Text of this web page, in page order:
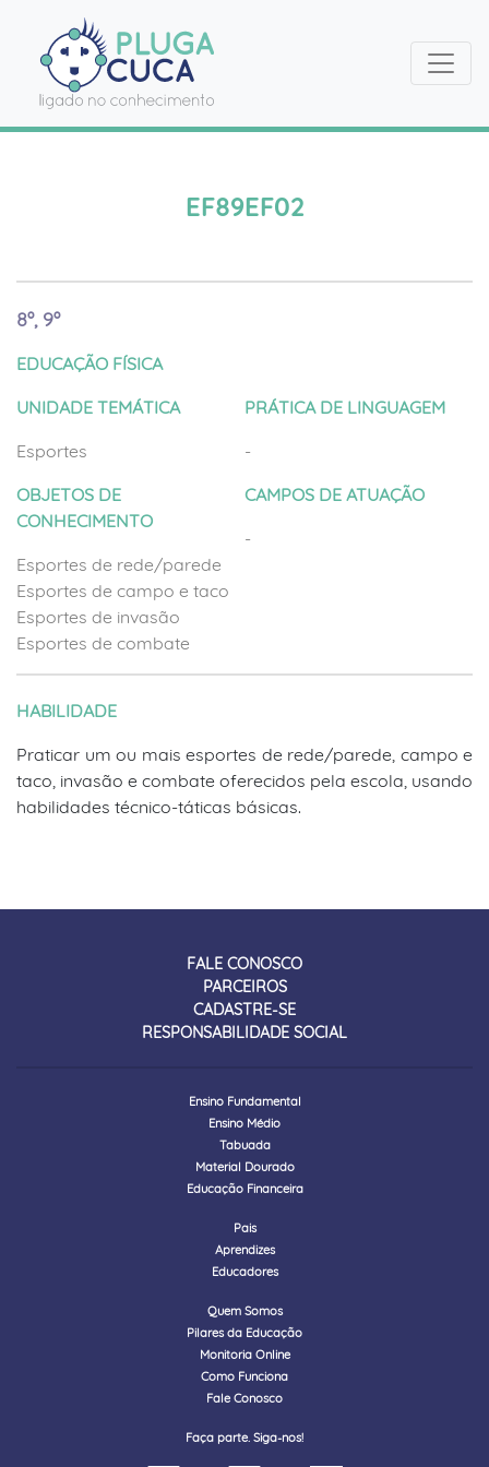
EF89EF02
8º, 9º
EDUCAÇÃO FÍSICA
UNIDADE TEMÁTICA
Esportes
OBJETOS DE
CONHECIMENTO
Esportes de rede/parede
Esportes de campo e taco
Esportes de invasão
Esportes de combate
PRÁTICA DE LINGUAGEM
-
CAMPOS DE ATUAÇÃO
-
HABILIDADE
Praticar um ou mais esportes de rede/parede, campo e
taco, invasão e combate oferecidos pela escola, usando
habilidades técnico-táticas básicas.
FALE CONOSCO
PARCEIROS
CADASTRE-SE
RESPONSABILIDADE SOCIAL
Ensino Fundamental
Ensino Médio
Tabuada
Material Dourado
Educação Financeira
Pais
Aprendizes
Educadores
Quem Somos
Pilares da Educação
Monitoria Online
Como Funciona
Fale Conosco
Faça parte. Siga-nos!